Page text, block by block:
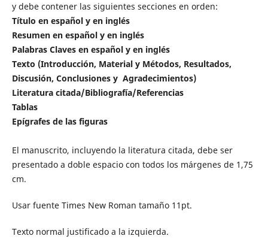
y debe contener las siguientes secciones en orden:
Título en español y en inglés
Resumen en español y en inglés
Palabras Claves en español y en inglés
Texto (Introducción, Material y Métodos, Resultados,
Discusión, Conclusiones y Agradecimientos)
Literatura citada/Bibliografía/Referencias
Tablas
Epígrafes de las figuras
El manuscrito, incluyendo la literatura citada, debe ser
presentado a doble espacio con todos los márgenes de 1,75
cm.
Usar fuente Times New Roman tamaño 11pt.
Texto normal justificado a la izquierda.